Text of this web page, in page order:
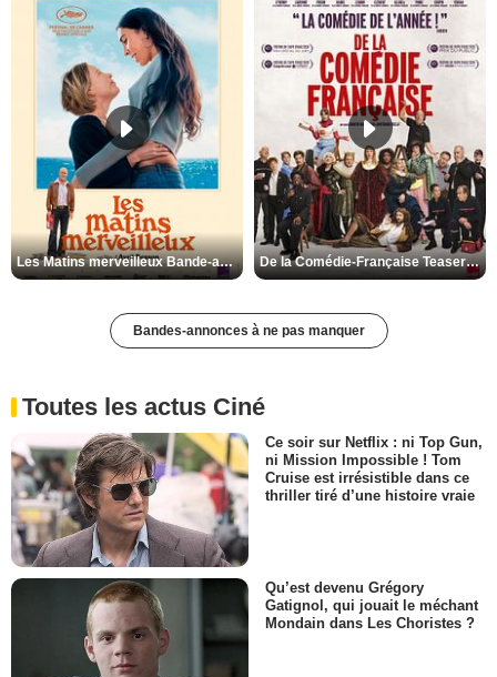
Les Matins merveilleux Bande-annonce VF De la Comédie-Française Teaser VF
Bandes-annonces à ne pas manquer
Toutes les actus Ciné
Ce soir sur Netflix : ni Top Gun,
ni Mission Impossible ! Tom
Cruise est irrésistible dans ce
thriller tiré d’une histoire vraie
Qu’est devenu Grégory
Gatignol, qui jouait le méchant
Mondain dans Les Choristes ?